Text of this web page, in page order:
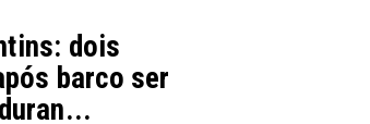
dois
barco ser